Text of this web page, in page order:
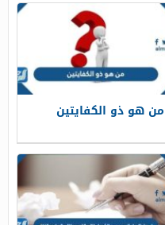
من هو ذو الكفايتين